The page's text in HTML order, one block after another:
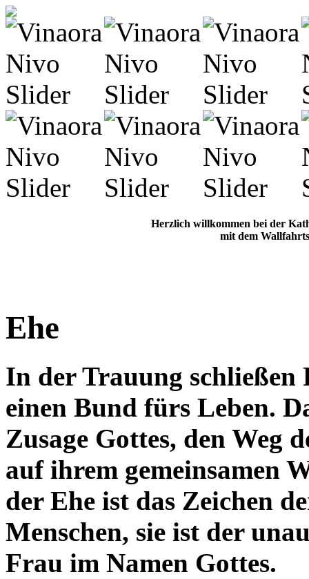
Herzlich willkommen bei der
mit dem
Ehe
In der Trauung
einen Bund fürs Leben.
Zusage Gottes, den Weg
auf ihrem gemeinsamen
der Ehe ist das Zeichen
Menschen, sie ist der
Frau im Namen Gottes.